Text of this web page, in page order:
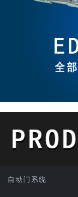
自动门系统